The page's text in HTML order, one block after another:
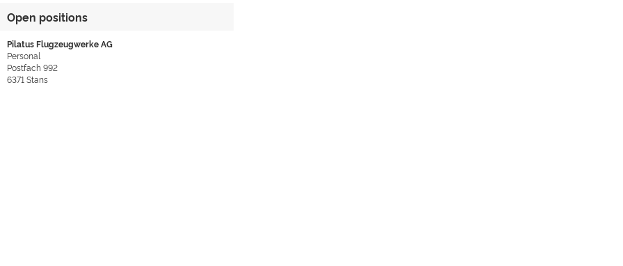
Open positions
Pilatus Flugzeugwerke AG
Personal
Postfach 992
6371 Stans